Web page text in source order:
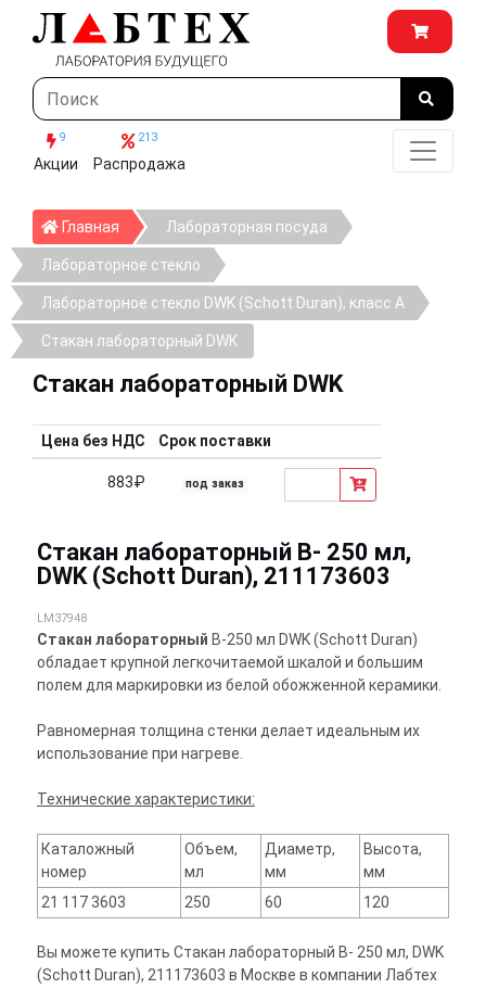
9
Акции
213
Распродажа
Главная ГлавнаяЛабораторная посуда
Лабораторное стекло
Лабораторное стекло DWK (Schott Duran), класс А
Стакан лабораторный DWK
Стакан лабораторный DWK
Цена без НДС Срок поставки
883₽ под заказ
Стакан лабораторный В- 250 мл,
DWK (Schott Duran), 211173603
LM37948
Стакан лабораторный В-250 мл DWK (Schott Duran)
обладает крупной легкочитаемой шкалой и большим
полем для маркировки из белой обожженной керамики.
Равномерная толщина стенки делает идеальным их
использование при нагреве.
Технические характеристики:
Каталожный
номер
Объем,
мл
Диаметр,
мм
Высота,
мм
21 117 3603
250 60 120
Вы можете купить Стакан лабораторный В- 250 мл, DWK
(Schott Duran), 211173603 в Москве в компании Лабтех